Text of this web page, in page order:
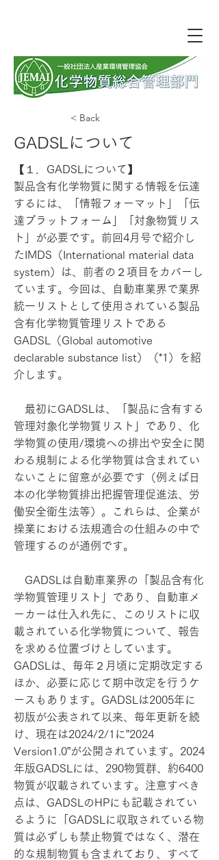
< Back
GADSLについて
【１．GADSLについて】
製品含有化学物質に関する情報を伝達
するには、「情報フォーマット」「伝
達プラットフォーム」「対象物質リス
ト」が必要です。前回4月号で紹介し
たIMDS（International material data
system）は、前者の２項目をカバーし
ています。今回は、自動車業界で業界
統一リストとして使用されている製品
含有化学物質管理リストである
GADSL（Global automotive
declarable substance list）（*1）を紹
介します。
最初にGADSLは、「製品に含有する
管理対象化学物質リスト」であり、化
学物質の使用/環境への排出や安全に関
わる規制による化学物質は含まれてい
ないことに留意が必要です（例えば日
本の化学物質排出把握管理促進法、労
働安全衛生法等）。これらは、企業が
操業における法規適合の仕組みの中で
管理するのが通例です。
GADSLは自動車業界の「製品含有化
学物質管理リスト」であり、自動車メ
ーカーは仕入れ先に、このリストに収
載されている化学物質について、報告
を求める位置づけとしています。
GADSLは、毎年２月頃に定期改定する
ほか、必要に応じて期中改定を行うケ
ースもあります。GADSLは2005年に
初版が公表されて以来、毎年更新を続
け、現在は2024/2/1に”2024
Version1.0”が公開されています。2024
年版GADSLには、290物質群、約6400
物質が収載されています。注意すべき
点は、GADSLのHPにも記載されてい
るように「GADSLに収取されている物
質は必ずしも禁止物質ではなく、潜在
的な規制物質も含まれており、すべて